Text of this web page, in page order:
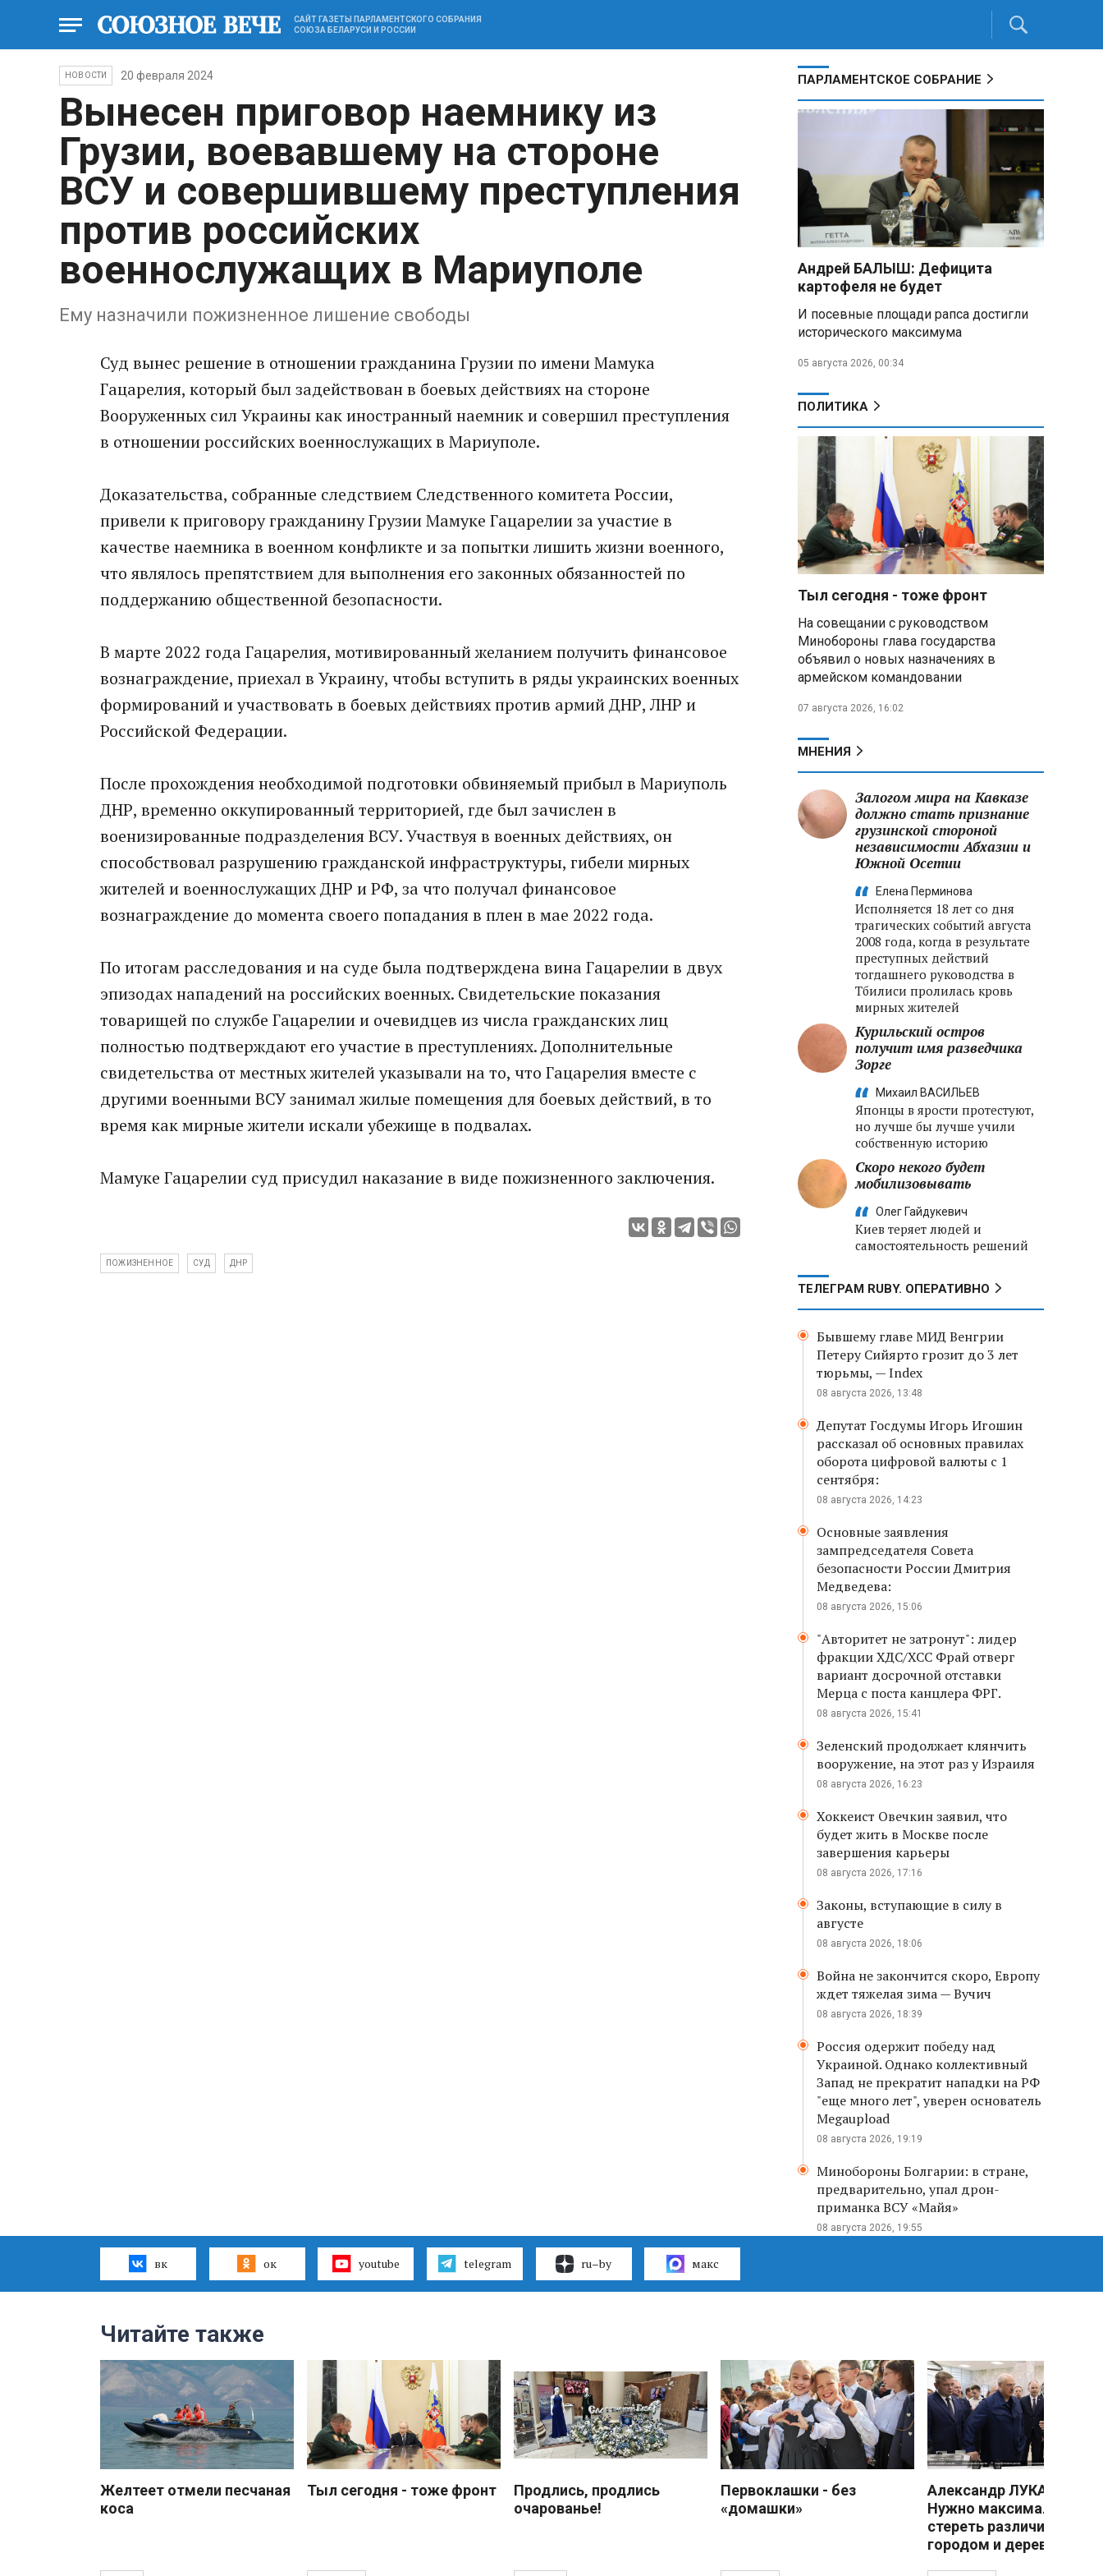
САЙТ ГАЗЕТЫ ПАРЛАМЕНТСКОГО СОБРАНИЯ
СОЮЗА БЕЛАРУСИ И РОССИИ
НОВОСТИ 20 февраля 2024
Вынесен приговор наемнику из
Грузии, воевавшему на стороне
ВСУ и совершившему преступления
против российских
военнослужащих в Мариуполе
Ему назначили пожизненное лишение свободы
Суд вынес решение в отношении гражданина Грузии по имени Мамука
Гацарелия, который был задействован в боевых действиях на стороне
Вооруженных сил Украины как иностранный наемник и совершил преступления
в отношении российских военнослужащих в Мариуполе.
Доказательства, собранные следствием Следственного комитета России,
привели к приговору гражданину Грузии Мамуке Гацарелии за участие в
качестве наемника в военном конфликте и за попытки лишить жизни военного,
что являлось препятствием для выполнения его законных обязанностей по
поддержанию общественной безопасности.
В марте 2022 года Гацарелия, мотивированный желанием получить финансовое
вознаграждение, приехал в Украину, чтобы вступить в ряды украинских военных
формирований и участвовать в боевых действиях против армий ДНР, ЛНР и
Российской Федерации.
После прохождения необходимой подготовки обвиняемый прибыл в Мариуполь
ДНР, временно оккупированный территорией, где был зачислен в
военизированные подразделения ВСУ. Участвуя в военных действиях, он
способствовал разрушению гражданской инфраструктуры, гибели мирных
жителей и военнослужащих ДНР и РФ, за что получал финансовое
вознаграждение до момента своего попадания в плен в мае 2022 года.
По итогам расследования и на суде была подтверждена вина Гацарелии в двух
эпизодах нападений на российских военных. Свидетельские показания
товарищей по службе Гацарелии и очевидцев из числа гражданских лиц
полностью подтверждают его участие в преступлениях. Дополнительные
свидетельства от местных жителей указывали на то, что Гацарелия вместе с
другими военными ВСУ занимал жилые помещения для боевых действий, в то
время как мирные жители искали убежище в подвалах.
Мамуке Гацарелии суд присудил наказание в виде пожизненного заключения.
ПОЖИЗНЕННОЕ СУД ДНР
ПАРЛАМЕНТСКОЕ СОБРАНИЕ
Андрей БАЛЫШ: Дефицита
картофеля не будет
И посевные площади рапса достигли
исторического максимума
05 августа 2026, 00:34
ПОЛИТИКА
Тыл сегодня - тоже фронт
На совещании с руководством
Минобороны глава государства
объявил о новых назначениях в
армейском командовании
07 августа 2026, 16:02
МНЕНИЯ
Залогом мира на Кавказе
должно стать признание
грузинской стороной
независимости Абхазии и
Южной Осетии
Елена Перминова
Исполняется 18 лет со дня
трагических событий августа
2008 года, когда в результате
преступных действий
тогдашнего руководства в
Тбилиси пролилась кровь
мирных жителей
Курильский остров
получит имя разведчика
Зорге
Михаил ВАСИЛЬЕВ
Японцы в ярости протестуют,
но лучше бы лучше учили
собственную историю
Скоро некого будет
мобилизовывать
Олег Гайдукевич
Киев теряет людей и
самостоятельность решений
ТЕЛЕГРАМ RUBY. ОПЕРАТИВНО
Бывшему главе МИД Венгрии
Петеру Сийярто грозит до 3 лет
тюрьмы, — Index
08 августа 2026, 13:48
Депутат Госдумы Игорь Игошин
рассказал об основных правилах
оборота цифровой валюты с 1
сентября:
08 августа 2026, 14:23
Основные заявления
зампредседателя Совета
безопасности России Дмитрия
Медведева:
08 августа 2026, 15:06
"Авторитет не затронут": лидер
фракции ХДС/ХСС Фрай отверг
вариант досрочной отставки
Мерца с поста канцлера ФРГ.
08 августа 2026, 15:41
Зеленский продолжает клянчить
вооружение, на этот раз у Израиля
08 августа 2026, 16:23
Хоккеист Овечкин заявил, что
будет жить в Москве после
завершения карьеры
08 августа 2026, 17:16
Законы, вступающие в силу в
августе
08 августа 2026, 18:06
Война не закончится скоро, Европу
ждет тяжелая зима — Вучич
08 августа 2026, 18:39
Россия одержит победу над
Украиной. Однако коллективный
Запад не прекратит нападки на РФ
"еще много лет", уверен основатель
Megaupload
08 августа 2026, 19:19
Минобороны Болгарии: в стране,
предварительно, упал дрон-
приманка ВСУ «Майя»
08 августа 2026, 19:55
вк ок youtube telegram ru–by макс
Читайте также
Желтеет отмели песчаная
коса
Тыл сегодня - тоже фронт
Продлись, продлись
очарованье!
Первоклашки - без
«домашки»
Александр
Нужно максимально
стереть различия
городом и деревней